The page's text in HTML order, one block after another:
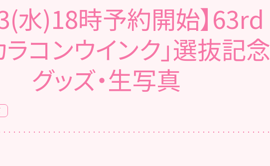
水)18時予約開始】63rd
ラコンウインク」選抜記念
グッズ・生写真